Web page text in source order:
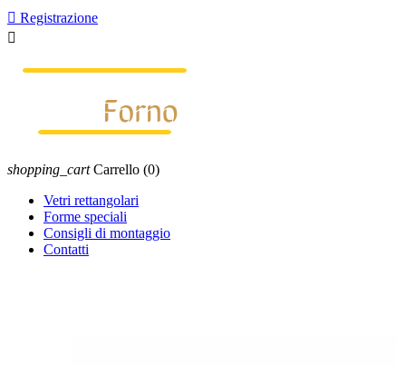
 Registrazione

shopping_cart Carrello (0)
Vetri rettangolari
Forme speciali
Consigli di montaggio
Contatti